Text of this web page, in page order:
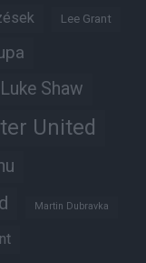
Lee Grant
Luke Shaw
United
Martin Dubravka